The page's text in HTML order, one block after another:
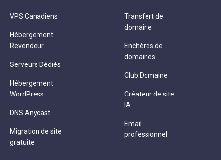
VPS Canadiens
Hébergement
Revendeur
Serveurs Dédiés
Hébergement
WordPress
DNS Anycast
Migration de site
gratuite
Transfert de
domaine
Enchères de
domaines
Club Domaine
Créateur de site
IA
Email
professionnel